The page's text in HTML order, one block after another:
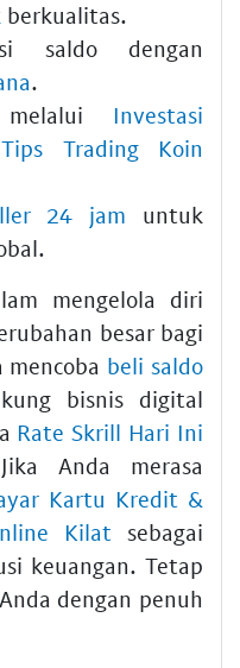
berkualitas.
saldo dengan
.
melalui Investasi
Trading Koin
24 jam untuk
mengelola diri
besar bagi
beli saldo
bisnis digital
Rate Skrill Hari Ini
Anda merasa
Kartu Kredit &
Kilat sebagai
keuangan. Tetap
dengan penuh